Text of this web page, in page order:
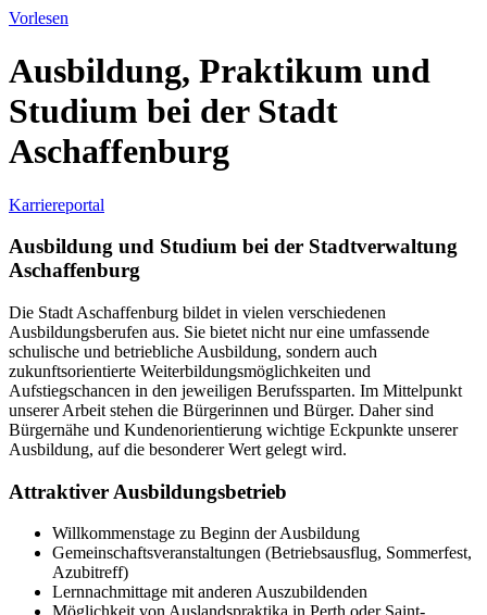
Vorlesen
Ausbildung, Praktikum und
Studium bei der Stadt
Aschaffenburg
Karriereportal
Ausbildung und Studium bei der Stadtverwaltung
Aschaffenburg
Die Stadt Aschaffenburg bildet in vielen verschiedenen
Ausbildungsberufen aus. Sie bietet nicht nur eine umfassende
schulische und betriebliche Ausbildung, sondern auch
zukunftsorientierte Weiterbildungsmöglichkeiten und
Aufstiegschancen in den jeweiligen Berufssparten. Im Mittelpunkt
unserer Arbeit stehen die Bürgerinnen und Bürger. Daher sind
Bürgernähe und Kundenorientierung wichtige Eckpunkte unserer
Ausbildung, auf die besonderer Wert gelegt wird.
Attraktiver Ausbildungsbetrieb
Willkommenstage zu Beginn der Ausbildung
Gemeinschaftsveranstaltungen (Betriebsausflug, Sommerfest,
Azubitreff)
Lernnachmittage mit anderen Auszubildenden